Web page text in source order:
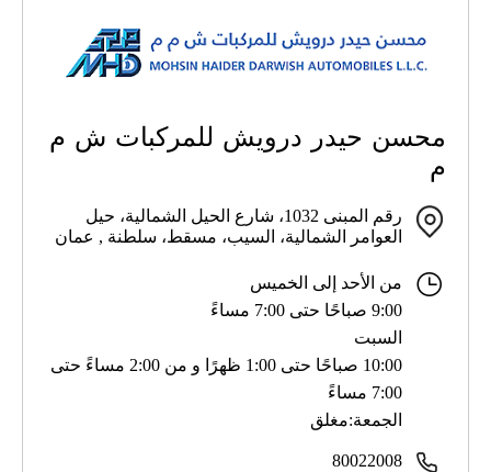
محسن حيدر درويش للمركبات ش م
م
رقم المبنى 1032، شارع الحيل الشمالية، حيل
العوامر الشمالية، السيب، مسقط، سلطنة , عمان
من الأحد إلى الخميس
9:00 صباحًا حتى 7:00 مساءً
السبت
10:00 صباحًا حتى 1:00 ظهرًا و من 2:00 مساءً حتى
7:00 مساءً
الجمعة:مغلق
80022008